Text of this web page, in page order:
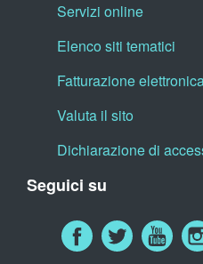
Servizi online
Elenco siti tematici
Fatturazione
Valuta il sito
Dichiarazione di
Seguici su